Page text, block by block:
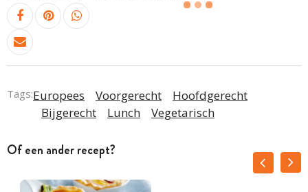
Tags:Europees Voorgerecht
Hoofdgerecht
Bijgerecht
Lunch Vegetarisch
Of een ander recept?